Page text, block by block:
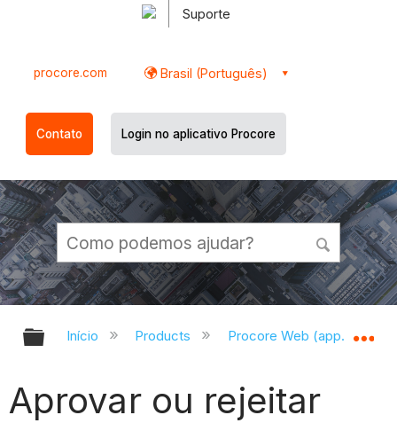
Suporte
procore.com Brasil (Português)
Contato Login no aplicativo Procore
Expandir/recolher hierarquia
Início Products Procore Web
Aprovar ou rejeitar